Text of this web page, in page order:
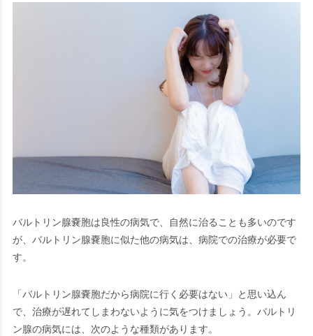
バルトリン腺嚢胞は良性の病気で、自然に治ることも多いのです
が、バルトリン腺嚢胞に似た他の病気は、病院での治療が必要で
す。
「バルトリン腺嚢胞だから病院に行く必要はない」と思い込ん
で、治療が遅れてしまわないように気をつけましょう。バルトリ
ン腺の病気には、次のような種類があります。